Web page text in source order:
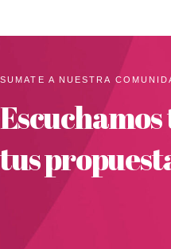
SUMATE A NUESTRA
tus